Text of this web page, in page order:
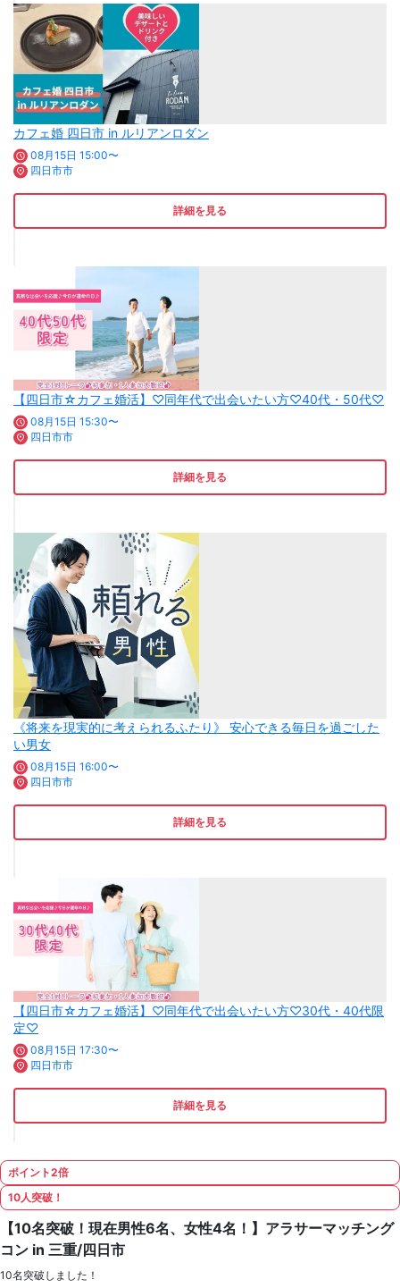
カフェ婚 四日市 in ルリアンロダン
08月15日 15:00〜
四日市市
詳細を見る
【四日市☆カフェ婚活】♡同年代で出会いたい方♡40代・50代♡
08月15日 15:30〜
四日市市
詳細を見る
《将来を現実的に考えられるふたり》 安心できる毎日を過ごした
い男女
08月15日 16:00〜
四日市市
詳細を見る
【四日市☆カフェ婚活】♡同年代で出会いたい方♡30代・40代限
定♡
08月15日 17:30〜
四日市市
詳細を見る
ポイント2倍
10人突破！
【10名突破！現在男性6名、女性4名！】アラサーマッチング
コン in 三重/四日市
10名突破しました！